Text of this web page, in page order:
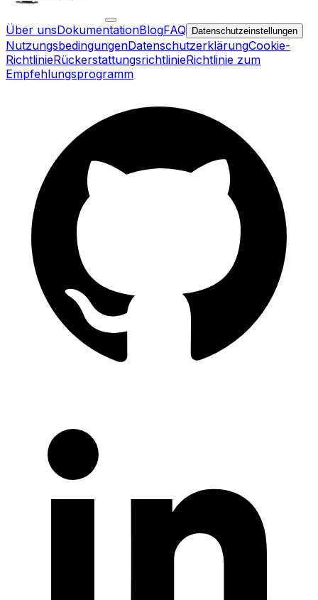
Über unsDokumentationBlogFAQ Datenschutzeinstellungen
NutzungsbedingungenDatenschutzerklärungCookie-
RichtlinieRückerstattungsrichtlinieRichtlinie zum
Empfehlungsprogramm